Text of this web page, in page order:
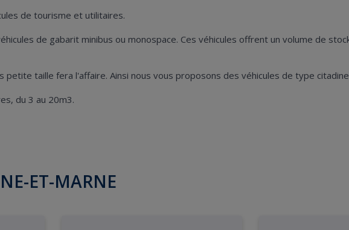
de tourisme et utilitaires.
de gabarit minibus ou monospace. Ces véhicules offrent un volume de
petite taille fera l'affaire. Ainsi nous vous proposons des véhicules de type
du 3 au 20m3.
ET-MARNE